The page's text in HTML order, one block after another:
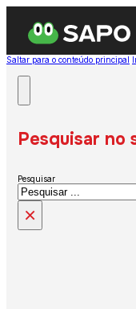
Saltar para o conteúdo principal
Pesquisar no
Pesquisar
×